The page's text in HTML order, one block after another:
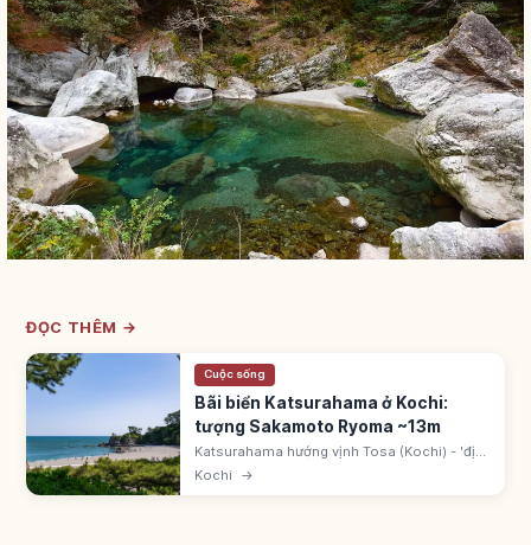
ĐỌC THÊM →
Cuộc sống
Bãi biển Katsurahama ở Kochi:
tượng Sakamoto Ryoma ~13m
Katsurahama hướng vịnh Tosa (Kochi) - 'địa
điểm ngắm trăng' nổi tiếng. Tượng Sakamoto
Kochi →